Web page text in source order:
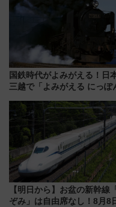
貢献するだけでなく、全線区
活躍するための仕組みも
国鉄時代がよみがえる！日
三越で「よみがえる にっぽ
敬の名作写真も、駅弁フェ
同時開催！
【明日から】お盆の新幹線
ぞみ」は自由席なし！8月8